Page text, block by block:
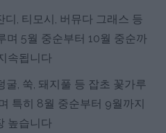
디, 티모시, 버뮤다 그래스 등
며 5월 중순부터 10월 중순까
속됩니다
굴, 쑥, 돼지풀 등 잡초 꽃가루
특히 8월 중순부터 9월까지
높습니다